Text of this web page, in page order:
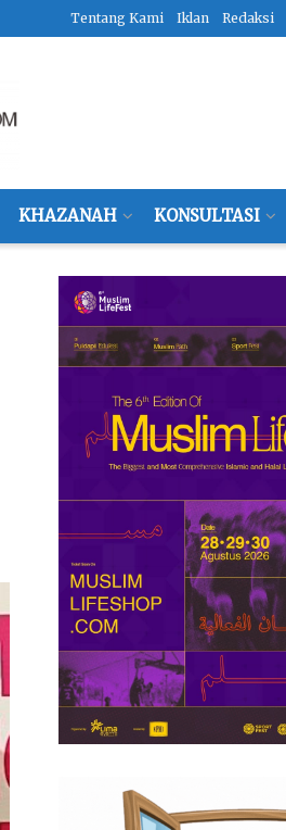
Tentang Kami Iklan Redaksi
KHAZANAH KONSULTASI